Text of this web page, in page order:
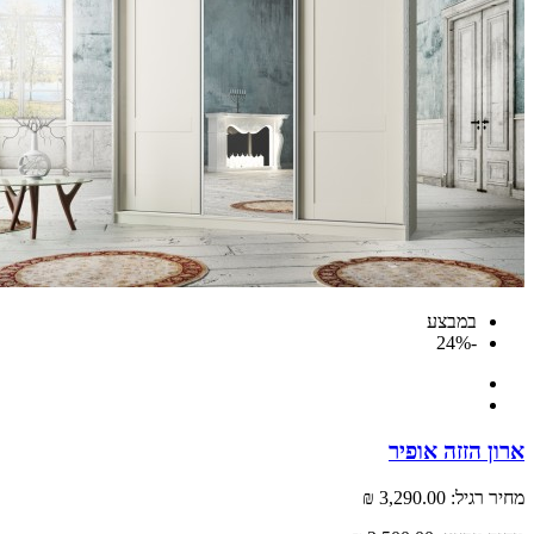
במבצע
הזזה אופיר
רגיל: 3,290.00 ₪